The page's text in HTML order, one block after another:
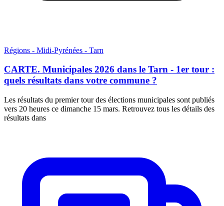
Régions - Midi-Pyrénées - Tarn
CARTE. Municipales 2026 dans le Tarn - 1er tour :
quels résultats dans votre commune ?
Les résultats du premier tour des élections municipales sont publiés
vers 20 heures ce dimanche 15 mars. Retrouvez tous les détails des
résultats dans